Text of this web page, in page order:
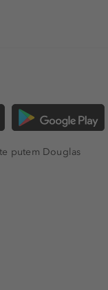
putem Douglas